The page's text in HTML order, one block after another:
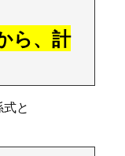
ら、計
と